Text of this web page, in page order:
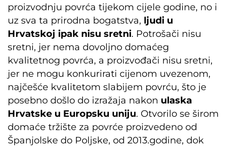
proizvodnju povrća tijekom cijele godine, no i
uz sva ta prirodna bogatstva, ljudi u
Hrvatskoj ipak nisu sretni. Potrošači nisu
sretni, jer nema dovoljno domaćeg
kvalitetnog povrća, a proizvođači nisu sretni,
jer ne mogu konkurirati cijenom uvezenom,
najčešće kvalitetom slabijem povrću, što je
posebno došlo do izražaja nakon ulaska
Hrvatske u Europsku uniju. Otvorilo se širom
domaće tržište za povrće proizvedeno od
Španjolske do Poljske, od 2013.godine, dok